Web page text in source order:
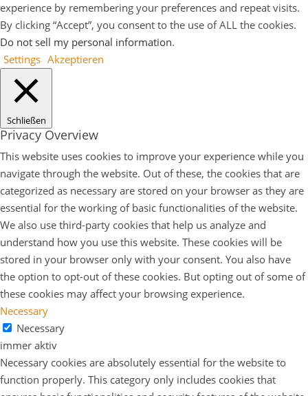
experience by remembering your preferences and repeat visits.
By clicking “Accept”, you consent to the use of ALL the cookies.
Do not sell my personal information.
Settings Akzeptieren
Schließen
Privacy Overview
This website uses cookies to improve your experience while you
navigate through the website. Out of these, the cookies that are
categorized as necessary are stored on your browser as they are
essential for the working of basic functionalities of the website.
We also use third-party cookies that help us analyze and
understand how you use this website. These cookies will be
stored in your browser only with your consent. You also have
the option to opt-out of these cookies. But opting out of some of
these cookies may affect your browsing experience.
Necessary
Necessary
immer aktiv
Necessary cookies are absolutely essential for the website to
function properly. This category only includes cookies that